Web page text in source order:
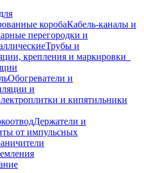
коробаКабель-каналы и
перегородки и
Трубы и
крепления и маркировки
Обогреватели и
и
и кипятильники
Держатели и
от импульсных